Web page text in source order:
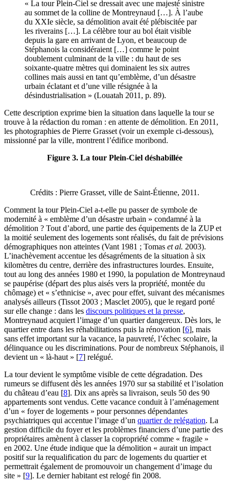
« La tour Plein-Ciel se dressait avec une majesté sinistre
au sommet de la colline de Montreynaud […]. À l’aube
du XXIe siècle, sa démolition avait été plébiscitée par
les riverains […]. La célèbre tour au bol était visible
depuis la gare en arrivant de Lyon, et beaucoup de
Stéphanois la considéraient […] comme le point
doublement culminant de la ville : du haut de ses
soixante-quatre mètres qui dominaient les six autres
collines mais aussi en tant qu’emblème, d’un désastre
urbain éclatant et d’une ville résignée à la
désindustrialisation » (Louatah 2011, p. 89).
Cette description exprime bien la situation dans laquelle la tour se
trouve à la rédaction du roman : en attente de démolition. En 2011,
les photographies de Pierre Grasset (voir un exemple ci-dessous),
missionné par la ville, montrent l’édifice moribond.
Figure 3. La tour Plein-Ciel déshabillée
Crédits : Pierre Grasset, ville de Saint-Étienne, 2011.
Comment la tour Plein-Ciel a-t-elle pu passer de symbole de
modernité à « emblème d’un désastre urbain » condamné à la
démolition ? Tout d’abord, une partie des équipements de la ZUP et
la moitié seulement des logements sont réalisés, du fait de prévisions
démographiques non atteintes (Vant 1981 ; Tomas et al. 2003).
L’inachèvement accentue les désagréments de la situation à six
kilomètres du centre, derrière des infrastructures lourdes. Ensuite,
tout au long des années 1980 et 1990, la population de Montreynaud
se paupérise (départ des plus aisés vers la propriété, montée du
chômage) et « s’ethnicise », avec pour effet, suivant des mécanismes
analysés ailleurs (Tissot 2003 ; Masclet 2005), que le regard porté
sur elle change : dans les discours politiques et la presse,
Montreynaud acquiert l’image d’un quartier dangereux. Dès lors, le
quartier entre dans les réhabilitations puis la rénovation [6], mais
sans effet important sur la vacance, la pauvreté, l’échec scolaire, la
délinquance ou les discriminations. Pour de nombreux Stéphanois, il
devient un « là‑haut » [7] relégué.
La tour devient le symptôme visible de cette dégradation. Des
rumeurs se diffusent dès les années 1970 sur sa stabilité et l’isolation
du château d’eau [8]. Dix ans après sa livraison, seuls 50 des 90
appartements sont vendus. Cette vacance conduit à l’aménagement
d’un « foyer de logements » pour personnes dépendantes
psychiatriques qui accentue l’image d’un quartier de relégation. La
gestion difficile du foyer et les problèmes financiers d’une partie des
propriétaires amènent à classer la copropriété comme « fragile »
en 2002. Une étude indique que la démolition « aurait un impact
positif sur la requalification du parc de logements du quartier et
permettrait également de promouvoir un changement d’image du
site » [9]. Le dernier habitant est relogé fin 2008.